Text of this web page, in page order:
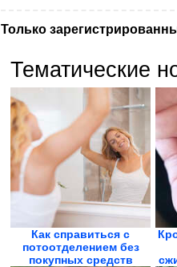
Только
Тематические
Как справиться с
потоотделением без
покупных средств